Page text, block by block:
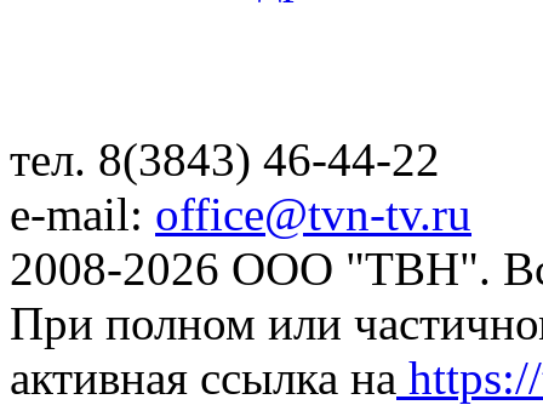
тел. 8(3843) 46-44-22
e-mail: office@tvn-tv.ru
2008-2026 ООО "ТВН".
При полном или
активная ссылка на